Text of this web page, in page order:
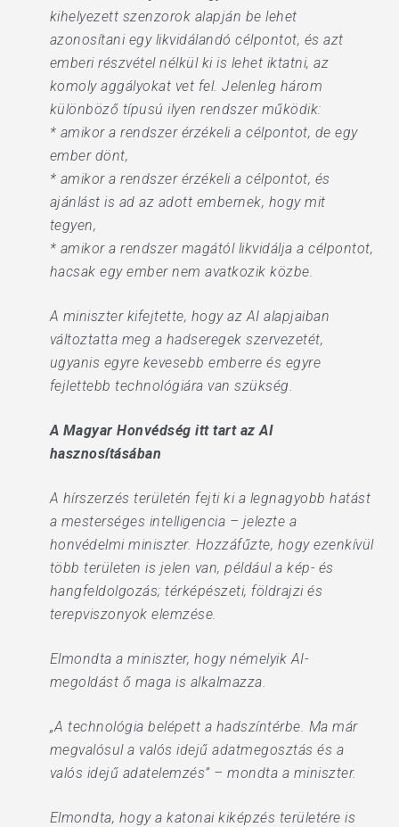
kihelyezett szenzorok alapján be lehet
azonosítani egy likvidálandó célpontot, és azt
emberi részvétel nélkül ki is lehet iktatni, az
komoly aggályokat vet fel. Jelenleg három
különböző típusú ilyen rendszer működik:
* amikor a rendszer érzékeli a célpontot, de egy
ember dönt,
* amikor a rendszer érzékeli a célpontot, és
ajánlást is ad az adott embernek, hogy mit
tegyen,
* amikor a rendszer magától likvidálja a célpontot,
hacsak egy ember nem avatkozik közbe.
A miniszter kifejtette, hogy az AI alapjaiban
változtatta meg a hadseregek szervezetét,
ugyanis egyre kevesebb emberre és egyre
fejlettebb technológiára van szükség.
A Magyar Honvédség itt tart az AI
hasznosításában
A hírszerzés területén fejti ki a legnagyobb hatást
a mesterséges intelligencia – jelezte a
honvédelmi miniszter. Hozzáfűzte, hogy ezenkívül
több területen is jelen van, például a kép- és
hangfeldolgozás; térképészeti, földrajzi és
terepviszonyok elemzése.
Elmondta a miniszter, hogy némelyik AI-
megoldást ő maga is alkalmazza.
„A technológia belépett a hadszíntérbe. Ma már
megvalósul a valós idejű adatmegosztás és a
valós idejű adatelemzés” – mondta a miniszter.
Elmondta, hogy a katonai kiképzés területére is